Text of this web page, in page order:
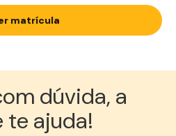
matrícula
dúvida, a
te ajuda!︎